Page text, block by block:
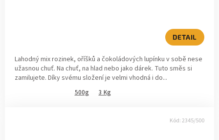
DETAIL
Lahodný mix rozinek, oříšků a čokoládových lupínku v sobě nese
užasnou chuť. Na chuť, na hlad nebo jako dárek. Tuto směs si
zamilujete. Díky svému složení je velmi vhodná i do...
500g 3 Kg
Kód:2345/500